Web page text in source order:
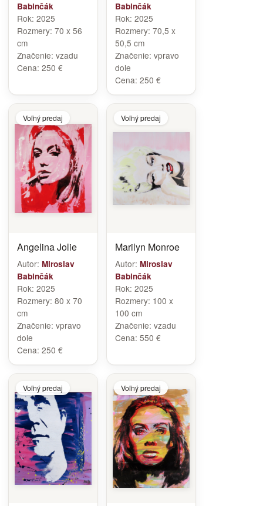
Babinčák
Rok: 2025
Rozmery: 70 x 56
cm
Značenie: vzadu
Cena: 250 €
Babinčák
Rok: 2025
Rozmery: 70,5 x
50,5 cm
Značenie: vpravo
dole
Cena: 250 €
Voľný predaj
Angelina Jolie
Autor: Miroslav
Babinčák
Rok: 2025
Rozmery: 80 x 70
cm
Značenie: vpravo
dole
Cena: 250 €
Voľný predaj
Marilyn Monroe
Autor: Miroslav
Babinčák
Rok: 2025
Rozmery: 100 x
100 cm
Značenie: vzadu
Cena: 550 €
Voľný predaj Voľný predaj